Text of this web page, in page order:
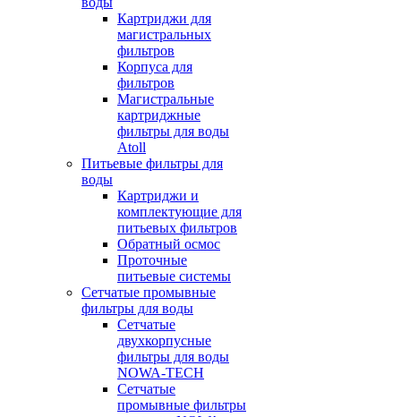
Картриджи для
магистральных
фильтров
Корпуса для
фильтров
Магистральные
картриджные
фильтры для воды
Atoll
Питьевые фильтры для
воды
Картриджи и
комплектующие для
питьевых фильтров
Обратный осмос
Проточные
питьевые системы
Сетчатые промывные
фильтры для воды
Сетчатые
двухкорпусные
фильтры для воды
NOWA-TECH
Сетчатые
промывные фильтры